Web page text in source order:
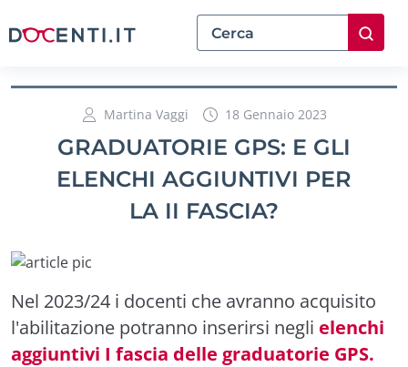
Martina Vaggi 18 Gennaio 2023
GRADUATORIE GPS: E GLI
ELENCHI AGGIUNTIVI PER
LA II FASCIA?
Nel 2023/24 i docenti che avranno acquisito
l'abilitazione potranno inserirsi negli elenchi
aggiuntivi I fascia delle graduatorie GPS.